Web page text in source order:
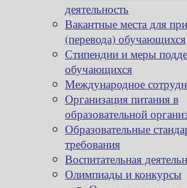
деятельность
Вакантные места для
(перевода) обучающихся
Стипендии и меры
обучающихся
Международное
Организация питания в
образовательной
Образовательные
требования
Воспитательная
Олимпиады и конкурсы